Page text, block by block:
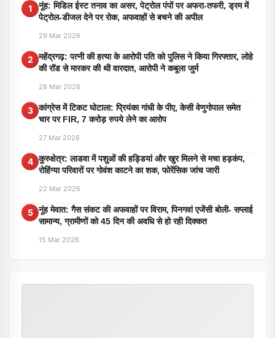
1
नूंह: मिडिल ईस्ट तनाव का असर, पेट्रोल पंपों पर अफरा-तफरी, ड्रम में
पेट्रोल-डीजल देने पर रोक, अफवाहों से बचने की अपील
29 Mar 2026
2
महेंद्रगढ़: पत्नी की हत्या के आरोपी पति को पुलिस ने किया गिरफ्तार, लोहे
की रॉड से मारकर की थी वारदात, आरोपी ने कबूला जुर्म
28 Mar 2026
3 कांग्रेस में टिकट घोटाला: प्रियंका गांधी के पीए, केसी वेणुगोपाल समेत
चार पर FIR, 7 करोड़ रुपये लेने का आरोप
27 Mar 2026
4 कुरुक्षेत्र: लाडवा में पशुओं की हड्डियां और खुर मिलने से मचा हड़कंप,
रोहिंग्या परिवारों पर गोवंश काटने का शक, फोरेंसिक जांच जारी
22 Mar 2026
5 नूंह मेवात: गैस संकट की अफवाहों पर विराम, पिनगवां एजेंसी बोली- सप्लाई
सामान्य, ग्रामीणों को 45 दिन की अवधि से हो रही दिक्कत
15 Mar 2026